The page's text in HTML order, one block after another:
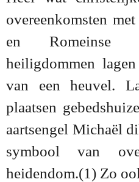
overeenkomsten
en Romeinse
heiligdommen
van een heuvel.
plaatsen
aartsengel Michaël
symbool van
heidendom.(1) Zo